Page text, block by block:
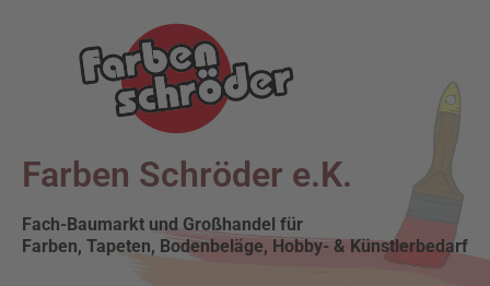
Farben Schröder e.K.
Fach-Baumarkt und Großhandel für
Farben, Tapeten, Bodenbeläge, Hobby- & Künstlerbedarf